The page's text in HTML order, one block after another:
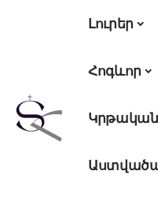
Լուրեր
Հոգևոր
Կրթական